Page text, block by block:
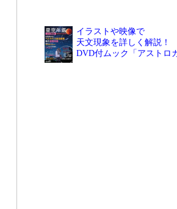
イラストや映像で
天文現象を詳しく解説！
DVD付ムック「アストロ